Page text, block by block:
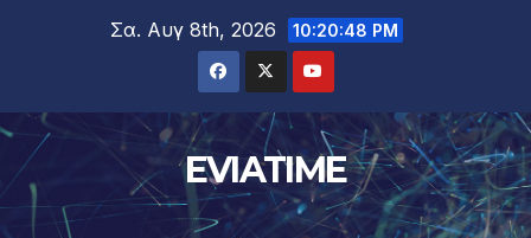
Σα. Αυγ 8th, 2026 10:20:49 PM
EVIATIME